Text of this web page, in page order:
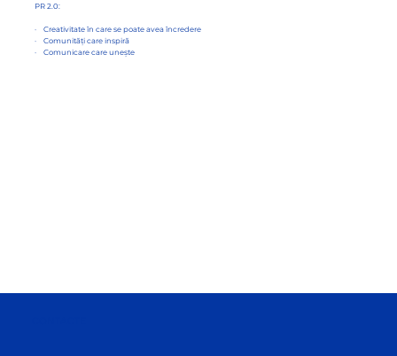
PR 2.0:
· Creativitate în care se poate avea încredere
· Comunități care inspiră
· Comunicare care unește